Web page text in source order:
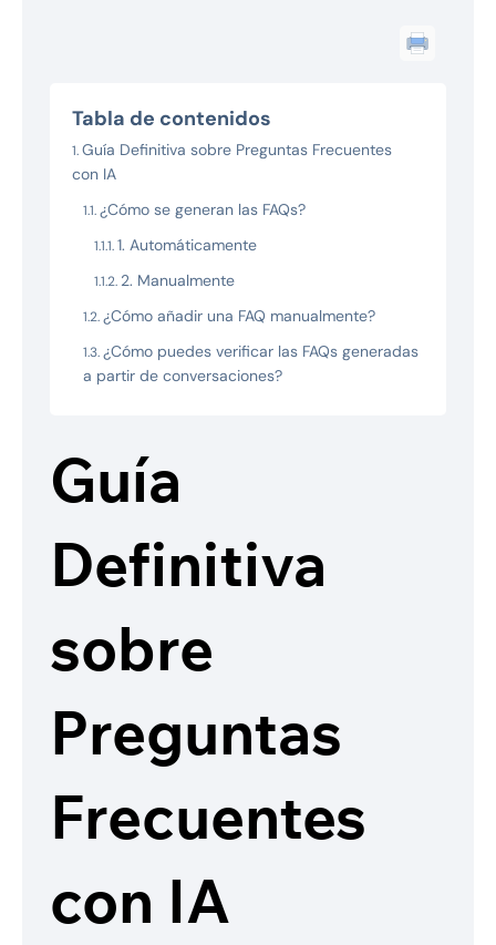
Tabla de contenidos
Guía Definitiva sobre Preguntas Frecuentes
con IA
¿Cómo se generan las FAQs?
1. Automáticamente
2. Manualmente
¿Cómo añadir una FAQ manualmente?
¿Cómo puedes verificar las FAQs generadas
a partir de conversaciones?
Guía
Definitiva
sobre
Preguntas
Frecuentes
con IA